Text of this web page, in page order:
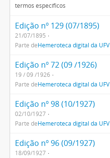
termos específicos
Edição nº 129 (07/1895)
21/07/1895
Parte deHemeroteca digital da UFV
Edição nº 72 (09 /1926)
19 / 09 /1926
Parte deHemeroteca digital da UFV
Edição nº 98 (10/1927)
02/10/1927
Parte deHemeroteca digital da UFV
Edição nº 96 (09/1927)
18/09/1927